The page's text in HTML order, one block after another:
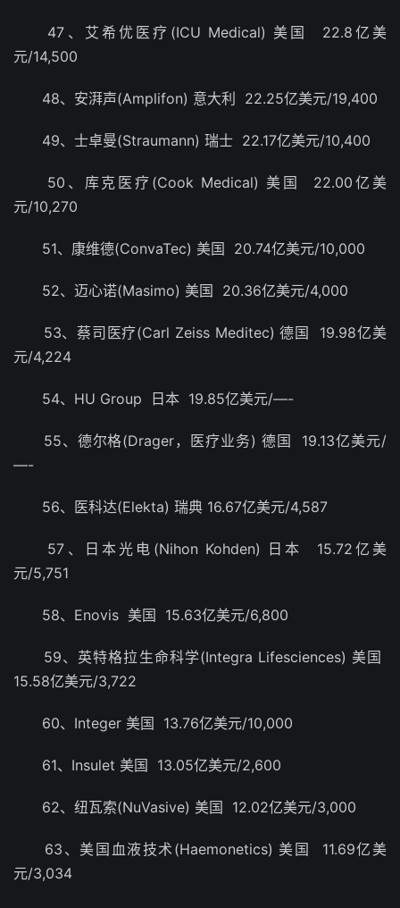
47、艾希优医疗(ICU Medical) 美国 22.8亿美
元/14,500
48、安湃声(Amplifon) 意大利 22.25亿美元/19,400
49、士卓曼(Straumann) 瑞士 22.17亿美元/10,400
50、库克医疗(Cook Medical) 美国 22.00亿美
元/10,270
51、康维德(ConvaTec) 美国 20.74亿美元/10,000
52、迈心诺(Masimo) 美国 20.36亿美元/4,000
53、蔡司医疗(Carl Zeiss Meditec) 德国 19.98亿美
元/4,224
54、HU Group 日本 19.85亿美元/—-
55、德尔格(Drager，医疗业务) 德国 19.13亿美元/
—-
56、医科达(Elekta) 瑞典 16.67亿美元/4,587
57、日本光电(Nihon Kohden) 日本 15.72亿美
元/5,751
58、Enovis 美国 15.63亿美元/6,800
59、英特格拉生命科学(Integra Lifesciences) 美国
15.58亿美元/3,722
60、Integer 美国 13.76亿美元/10,000
61、Insulet 美国 13.05亿美元/2,600
62、纽瓦索(NuVasive) 美国 12.02亿美元/3,000
63、美国血液技术(Haemonetics) 美国 11.69亿美
元/3,034